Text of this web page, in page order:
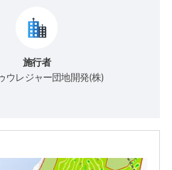
施行者
ウレジャー団地開発(株)